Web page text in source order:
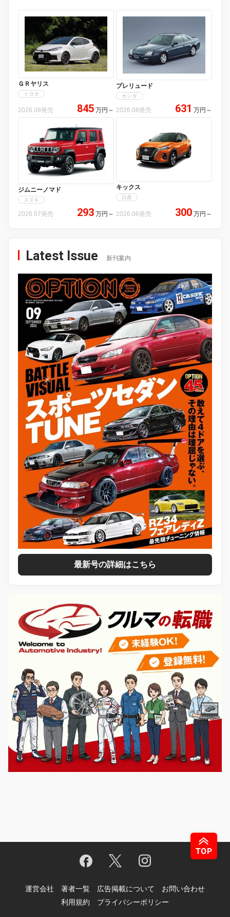
ＧＲヤリス
トヨタ
2026.08発売 845 万円 ～
プレリュード
ホンダ
2026.08発売 631 万円 ～
ジムニーノマド
スズキ
2026.07発売 293 万円 ～
キックス
日産
2026.06発売 300 万円 ～
Latest Issue 新刊案内
最新号の詳細はこちら
運営会社 著者一覧 広告掲載について
お問い合わせ
利用規約
プライバシーポリシー